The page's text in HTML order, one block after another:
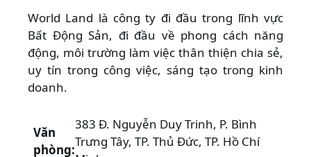
World Land là công ty đi đầu trong lĩnh vực
Bất Động Sản, đi đầu về phong cách năng
động, môi trường làm việc thân thiện chia sẻ,
uy tín trong công việc, sáng tạo trong kinh
doanh.
Văn
phòng:
383 Đ. Nguyễn Duy Trinh, P. Bình
Trưng Tây, TP. Thủ Đức, TP. Hồ Chí